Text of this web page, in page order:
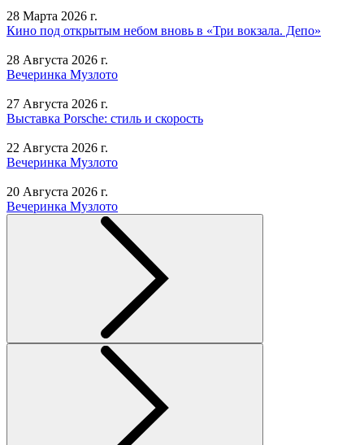
28 Марта 2026 г.
Кино под открытым небом вновь в «Три вокзала. Депо»
28 Августа 2026 г.
Вечеринка Музлото
27 Августа 2026 г.
Выставка Porsche: стиль и скорость
22 Августа 2026 г.
Вечеринка Музлото
20 Августа 2026 г.
Вечеринка Музлото